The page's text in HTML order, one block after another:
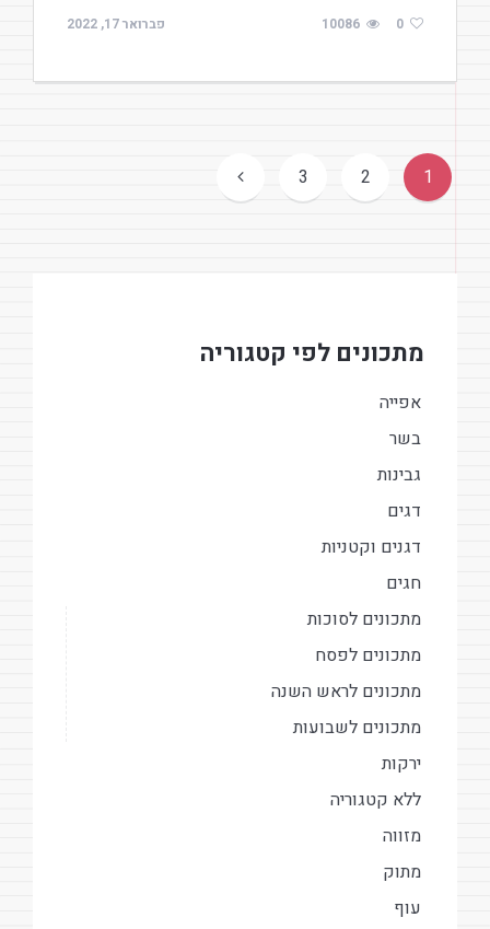
פברואר 17, 2022 10086 0
ניווט
1
2
3
מתכונים לפי קטגוריה
אפייה
בשר
גבינות
דגים
דגנים וקטניות
חגים
מתכונים לסוכות
מתכונים לפסח
מתכונים לראש השנה
מתכונים לשבועות
ירקות
ללא קטגוריה
מזווה
מתוק
עוף